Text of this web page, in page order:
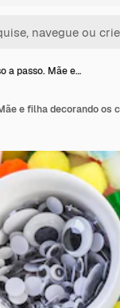
a passo. Mãe e…
e filha decorando os